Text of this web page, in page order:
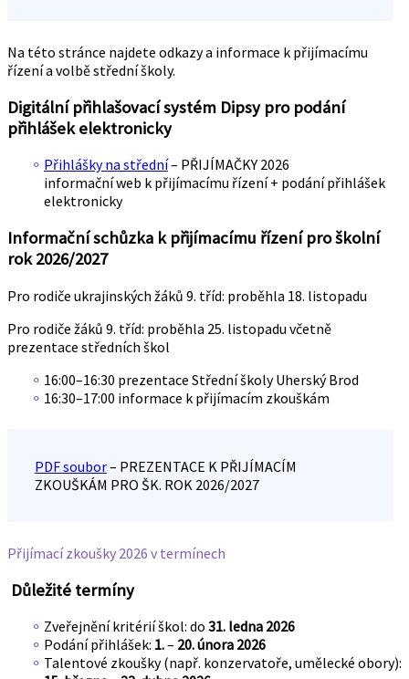
Na této stránce najdete odkazy a informace k přijímacímu
řízení a volbě střední školy.
Digitální přihlašovací systém Dipsy pro podání
přihlášek elektronicky
Přihlášky na střední– PŘIJÍMAČKY 2026
informační web k přijímacímu řízení + podání přihlášek
elektronicky
Informační schůzka k přijímacímu řízení pro školní
rok 2026/2027
Pro rodiče ukrajinských žáků 9. tříd: proběhla 18. listopadu
Pro rodiče žáků 9. tříd: proběhla 25. listopadu včetně
prezentace středních škol
16:00–16:30 prezentace Střední školy Uherský Brod
16:30–17:00 informace k přijímacím zkouškám
PDF soubor– PREZENTACE K PŘIJÍMACÍM
ZKOUŠKÁM PRO ŠK. ROK 2026/2027
Přijímací zkoušky 2026 v termínech
Důležité termíny
Zveřejnění kritérií škol: do 31. ledna 2026
Podání přihlášek: 1.– 20. února 2026
Talentové zkoušky (např. konzervatoře, umělecké obory):